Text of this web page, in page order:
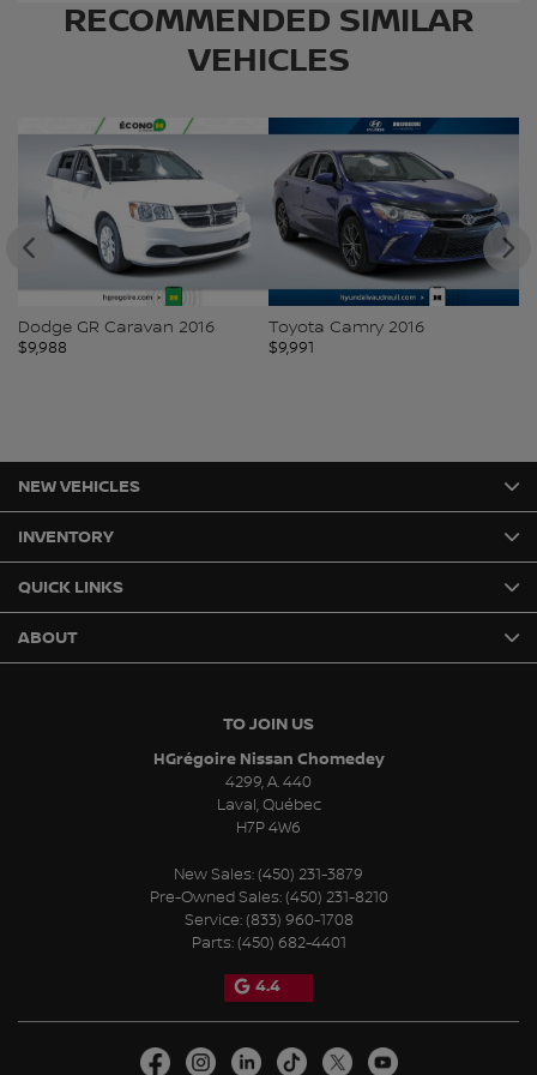
RECOMMENDED SIMILAR
VEHICLES
Dodge GR Caravan 2016
$9,988
Toyota Camry 2016
$9,991
TO JOIN US
HGrégoire Nissan Chomedey
4299, A. 440
Laval,Québec
H7P 4W6
New Sales: (450) 231-3879
Pre-Owned Sales: (450) 231-8210
Service: (833) 960-1708
Parts: (450) 682-4401
4.4
NEW VEHICLES
INVENTORY
QUICK LINKS
ABOUT